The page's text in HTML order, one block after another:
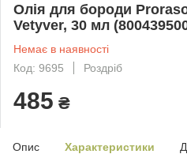
Олія для бороди
Vetyver, 30 мл
Немає в наявності
Код: 9695
Роздріб
485 ₴
Опис Характеристики